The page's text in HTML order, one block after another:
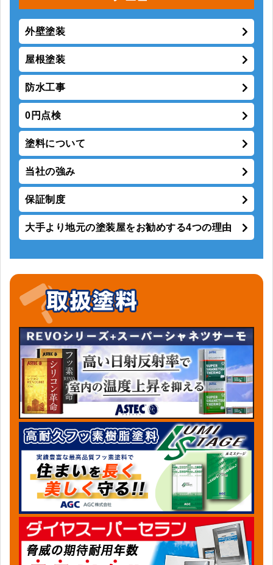
外壁塗装
屋根塗装
防水工事
0円点検
塗料について
当社の強み
保証制度
大手より地元の塗装屋をお勧めする4つの理由